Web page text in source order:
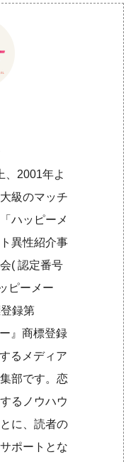
、2001年よ
級のマッチ
ハッピーメ
異性紹介事
( 認定番号
ピーメー
録第
』商標登録
るメディア
部です。恋
るノウハウ
に、読者の
ポートとな